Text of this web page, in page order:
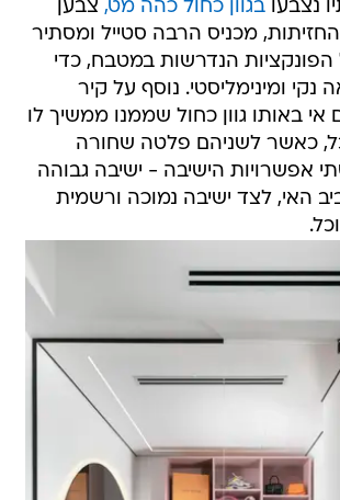
נצבעובגוון כחול כהה מט, צבען
מכניס הרבה סטייל ומסתיר
הפונקציות הנדרשות במטבח, כדי
ומינימליסטי. נוסף על קיר
אי באותו גוון כחול שממנו ממשיך לו
כאשר לשניהם פלטה שחורה
אפשרויות הישיבה - ישיבה גבוהה
האי, לצד ישיבה נמוכה ורשמית